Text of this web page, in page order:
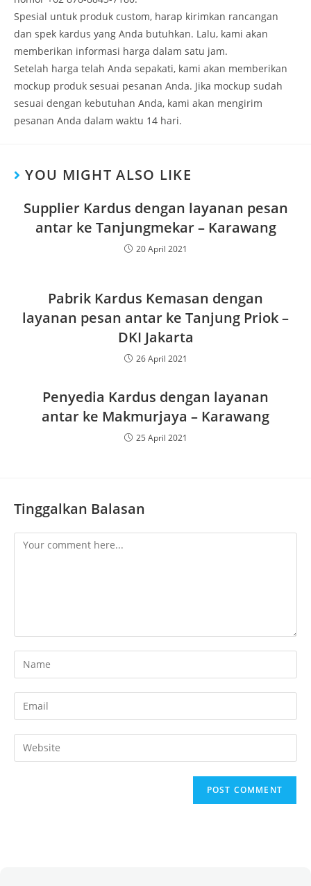
Spesial untuk produk custom, harap kirimkan rancangan
dan spek kardus yang Anda butuhkan. Lalu, kami akan
memberikan informasi harga dalam satu jam.
Setelah harga telah Anda sepakati, kami akan memberikan
mockup produk sesuai pesanan Anda. Jika mockup sudah
sesuai dengan kebutuhan Anda, kami akan mengirim
pesanan Anda dalam waktu 14 hari.
YOU MIGHT ALSO LIKE
Supplier Kardus dengan layanan pesan
antar ke Tanjungmekar – Karawang
20 April 2021
Pabrik Kardus Kemasan dengan
layanan pesan antar ke Tanjung Priok –
DKI Jakarta
26 April 2021
Penyedia Kardus dengan layanan
antar ke Makmurjaya – Karawang
25 April 2021
Tinggalkan Balasan